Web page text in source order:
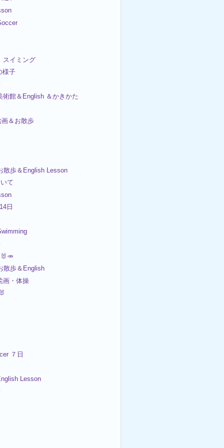
イミング
様子
術館＆English ＆かきかた
＆お散歩
歩＆English Lesson
て
日
歩＆English
・体操
７日
Lesson